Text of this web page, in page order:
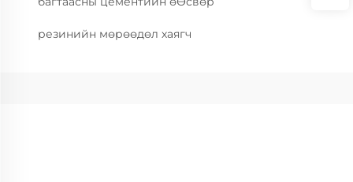
резинийн мөрөөдөл хаягч